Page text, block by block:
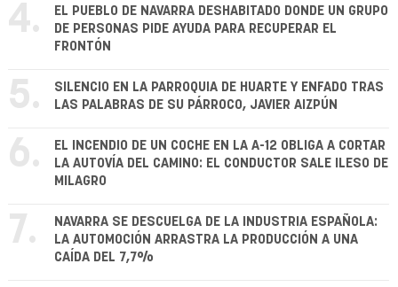
4.
EL PUEBLO DE NAVARRA DESHABITADO DONDE UN GRUPO
DE PERSONAS PIDE AYUDA PARA RECUPERAR EL
FRONTÓN
5.
SILENCIO EN LA PARROQUIA DE HUARTE Y ENFADO TRAS
LAS PALABRAS DE SU PÁRROCO, JAVIER AIZPÚN
6.
EL INCENDIO DE UN COCHE EN LA A-12 OBLIGA A CORTAR
LA AUTOVÍA DEL CAMINO: EL CONDUCTOR SALE ILESO DE
MILAGRO
7.
NAVARRA SE DESCUELGA DE LA INDUSTRIA ESPAÑOLA:
LA AUTOMOCIÓN ARRASTRA LA PRODUCCIÓN A UNA
CAÍDA DEL 7,7%